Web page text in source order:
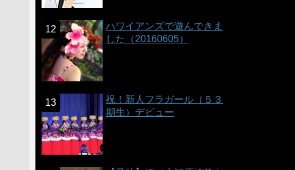
ハワイアンズで遊んできま
した（20160605）
祝！新人フラガール（５３
期生）デビュー